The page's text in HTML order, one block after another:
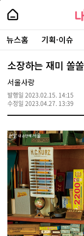
본
로
가
내
손
안
에
서
울
-
서
울
시
대
표
소
포
털
내
손
에
울
주
요
서
뉴스홈 기획·이슈
소장하는 재미 쏠
서울사랑
발행일 2023.02.15. 14:15
수정일 2023.04.27. 13:39
페
상
단
로